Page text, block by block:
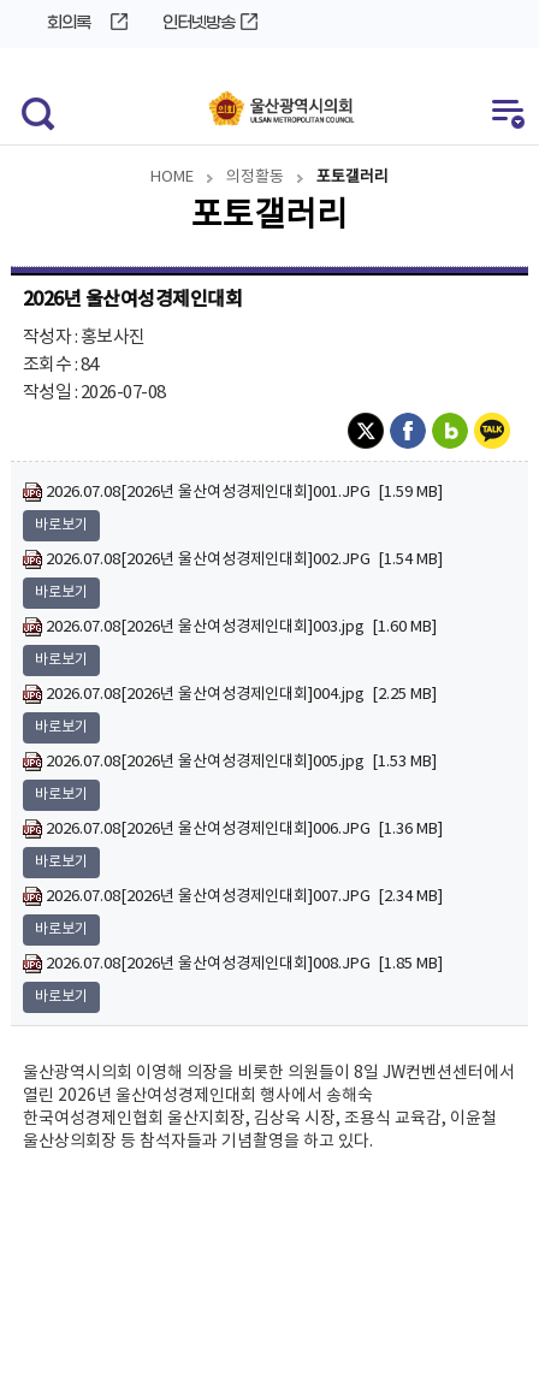
회의록 인터넷방송
HOME 의정활동 포토갤러리
포토갤러리
2026년 울산여성경제인대회
작성자 : 홍보사진
조회수 : 84
작성일 : 2026-07-08
2026.07.08[2026년 울산여성경제인대회]001.JPG [1.59 MB]
바로보기
2026.07.08[2026년 울산여성경제인대회]002.JPG [1.54 MB]
바로보기
2026.07.08[2026년 울산여성경제인대회]003.jpg [1.60 MB]
바로보기
2026.07.08[2026년 울산여성경제인대회]004.jpg [2.25 MB]
바로보기
2026.07.08[2026년 울산여성경제인대회]005.jpg [1.53 MB]
바로보기
2026.07.08[2026년 울산여성경제인대회]006.JPG [1.36 MB]
바로보기
2026.07.08[2026년 울산여성경제인대회]007.JPG [2.34 MB]
바로보기
2026.07.08[2026년 울산여성경제인대회]008.JPG [1.85 MB]
바로보기
울산광역시의회 이영해 의장을 비롯한 의원들이 8일 JW컨벤션센터에서
열린 2026년 울산여성경제인대회 행사에서 송해숙
한국여성경제인협회 울산지회장, 김상욱 시장, 조용식 교육감, 이윤철
울산상의회장 등 참석자들과 기념촬영을 하고 있다.